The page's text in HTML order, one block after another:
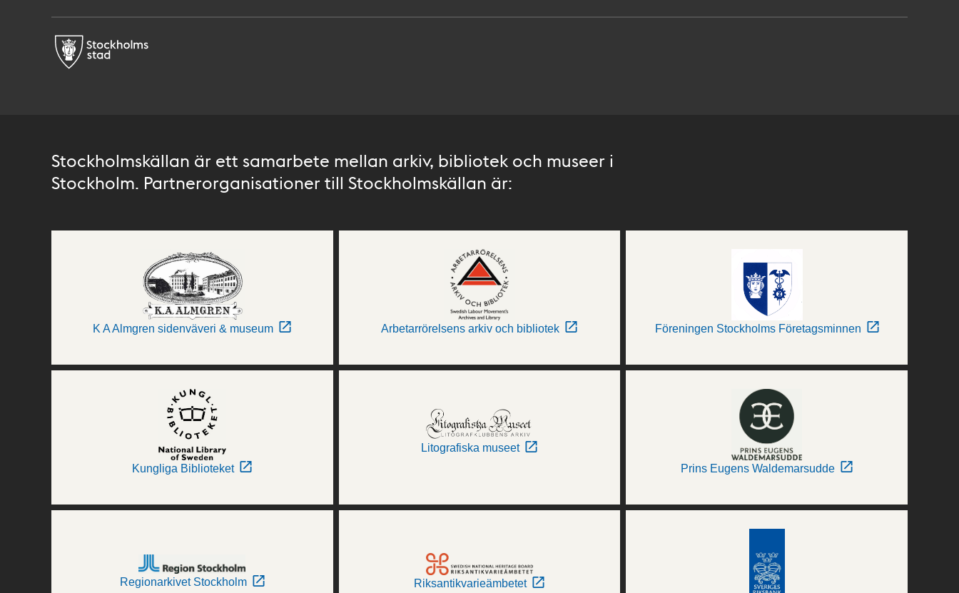
Stockholmskällan är ett samarbete mellan arkiv, bibliotek och museer i
Stockholm. Partnerorganisationer till Stockholmskällan är:
K A Almgren sidenväveri & museum Arbetarrörelsens arkiv och bibliotek Föreningen Stockholms Företagsminnen
Kungliga Biblioteket
Litografiska museet
Prins Eugens Waldemarsudde
Regionarkivet Stockholm Riksantikvarieämbetet